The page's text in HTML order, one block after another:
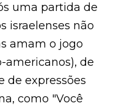
uma partida de
israelenses não
amam o jogo
americanos), de
de expressões
como "Você